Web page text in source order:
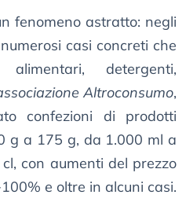
fenomeno astratto: negli
casi concreti che
detergenti,
Altroconsumo,
confezioni di prodotti
g a 175 g, da 1.000 ml a
con aumenti del prezzo
e oltre in alcuni casi.